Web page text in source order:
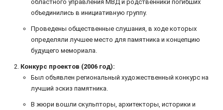
областного управления МВД и родственники погибших
объединились в инициативную группу.
Проведены общественные слушания, в ходе которых
определяли лучшее место для памятника и концепцию
будущего мемориала.
Конкурс проектов (2006 год):
Был объявлен региональный художественный конкурс на
лучший эскиз памятника.
В жюри вошли скульпторы, архитекторы, историки и